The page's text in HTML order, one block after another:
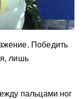
Победить
лишь
пальцами ног